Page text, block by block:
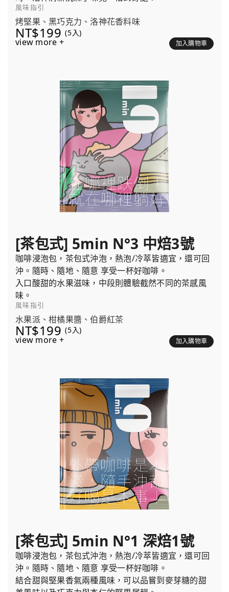
風味指引
烤堅果、黑巧克力、洛神花香料味
NT$199 (5入)
view more + 加入購物車
[茶包式] 5min N°3 中焙3號
咖啡浸泡包，茶包式沖泡，熱泡/冷萃皆適宜，還可回
沖。隨時、隨地、隨意 享受一杯好咖啡。
入口酸甜的水果滋味，中段則體驗截然不同的茶感風
味。
風味指引
水果派、柑橘果醬、伯爵紅茶
NT$199 (5入)
view more + 加入購物車
[茶包式] 5min N°1 深焙1號
咖啡浸泡包，茶包式沖泡，熱泡/冷萃皆適宜，還可回
沖。隨時、隨地、隨意 享受一杯好咖啡。
結合甜與堅果香氣兩種風味，可以品嘗到麥芽糖的甜